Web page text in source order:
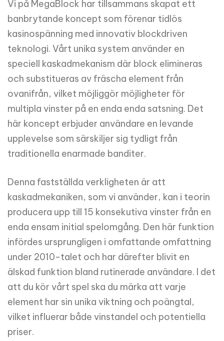
Vi på MegaBlock har tillsammans skapat ett
banbrytande koncept som förenar tidlös
kasinospänning med innovativ blockdriven
teknologi. Vårt unika system använder en
speciell kaskadmekanism där block elimineras
och substitueras av fräscha element från
ovanifrån, vilket möjliggör möjligheter för
multipla vinster på en enda enda satsning. Det
här koncept erbjuder användare en levande
upplevelse som särskiljer sig tydligt från
traditionella enarmade banditer.
Denna fastställda verkligheten är att
kaskadmekaniken, som vi använder, kan i teorin
producera upp till 15 konsekutiva vinster från en
enda ensam initial spelomgång. Den här funktion
infördes ursprungligen i omfattande omfattning
under 2010-talet och har därefter blivit en
älskad funktion bland rutinerade användare. I det
att du kör vårt spel ska du märka att varje
element har sin unika viktning och poängtal,
vilket influerar både vinstandel och potentiella
priser.